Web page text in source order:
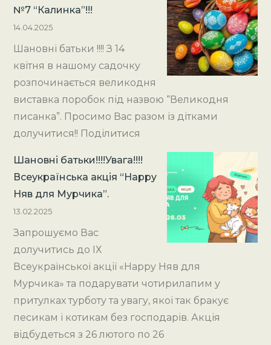
№7 “Калинка”!!!
14.04.2025
Шановні батьки !!!! З 14
квітня в нашому садочку
розпочинається великодня
виставка поробок під назвою “Великодня
писанка”. Просимо Вас разом із дітками
долучитися!! Поділитися
Шановні батьки!!!!Увага!!!!
Всеукраїнська акція “Happy
Няв для Мурчика”.
13.02.2025
Запрошуємо Вас
долучитись до ІХ
Всеукраїнської акції «Happy Няв для
Мурчика» та подарувати чотирилапим у
притулках турботу та увагу, якої так бракує
песикам і котикам без господарів. Акція
відбудеться з 26 лютого по 26